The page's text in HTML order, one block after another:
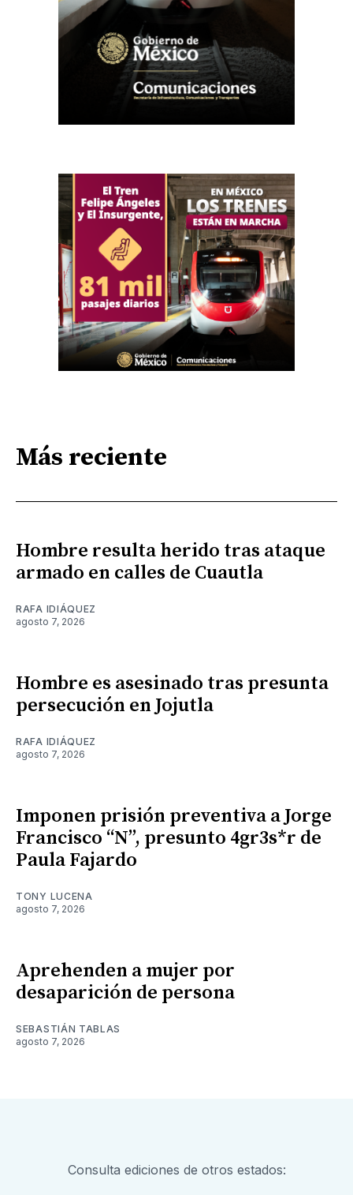
Más reciente
Hombre resulta herido tras ataque
armado en calles de Cuautla
RAFA IDIÁQUEZ
agosto 7, 2026
Hombre es asesinado tras presunta
persecución en Jojutla
RAFA IDIÁQUEZ
agosto 7, 2026
Imponen prisión preventiva a Jorge
Francisco “N”, presunto 4gr3s*r de
Paula Fajardo
TONY LUCENA
agosto 7, 2026
Aprehenden a mujer por
desaparición de persona
SEBASTIÁN TABLAS
agosto 7, 2026
Consulta ediciones de otros estados: